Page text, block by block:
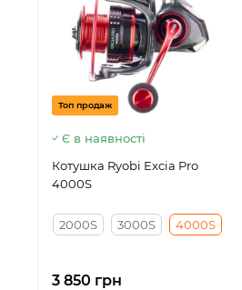
Топ продаж
Є в наявності
Котушка Ryobi Excia Pro
4000S
2000S 3000S 4000S
3 850 грн